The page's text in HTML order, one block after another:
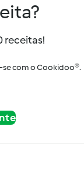
receitas!
se com o Cookidoo®.